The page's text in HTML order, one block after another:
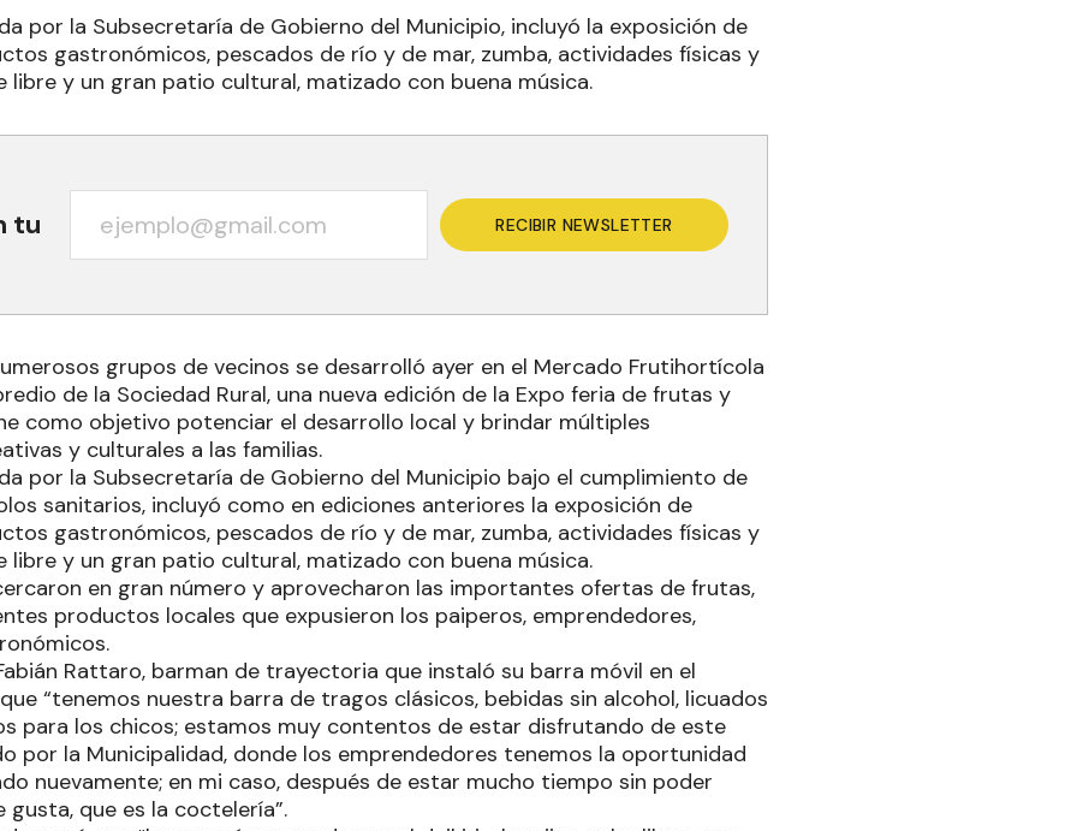
por la Subsecretaría de Gobierno del Municipio, incluyó la exposición de
gastronómicos, pescados de río y de mar, zumba, actividades físicas y
libre y un gran patio cultural, matizado con buena música.
tu RECIBIR NEWSLETTER
grupos de vecinos se desarrolló ayer en el Mercado Frutihortícola
de la Sociedad Rural, una nueva edición de la Expo feria de frutas y
como objetivo potenciar el desarrollo local y brindar múltiples
y culturales a las familias.
por la Subsecretaría de Gobierno del Municipio bajo el cumplimiento de
sanitarios, incluyó como en ediciones anteriores la exposición de
gastronómicos, pescados de río y de mar, zumba, actividades físicas y
libre y un gran patio cultural, matizado con buena música.
en gran número y aprovecharon las importantes ofertas de frutas,
productos locales que expusieron los paiperos, emprendedores,
Rattaro, barman de trayectoria que instaló su barra móvil en el
“tenemos nuestra barra de tragos clásicos, bebidas sin alcohol, licuados
para los chicos; estamos muy contentos de estar disfrutando de este
por la Municipalidad, donde los emprendedores tenemos la oportunidad
nuevamente; en mi caso, después de estar mucho tiempo sin poder
gusta, que es la coctelería”.